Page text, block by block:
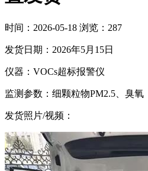
时间：2026-05-18 浏览：287
发货日期：2026年5月15日
仪器：VOCs超标报警仪
监测参数：细颗粒物PM2.5、臭氧
发货照片/视频：